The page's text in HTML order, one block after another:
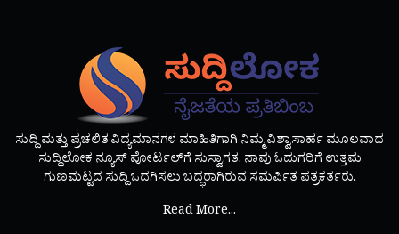
ಸುದ್ದಿ ಮತ್ತು ಪ್ರಚಲಿತ ವಿದ್ಯಮಾನಗಳ ಮಾಹಿತಿಗಾಗಿ ನಿಮ್ಮ ವಿಶ್ವಾಸಾರ್ಹ ಮೂಲವಾದ
ಸುದ್ದಿಲೋಕ ನ್ಯೂಸ್ ಪೋರ್ಟಲ್‌ಗೆ ಸುಸ್ವಾಗತ. ನಾವು ಓದುಗರಿಗೆ ಉತ್ತಮ
ಗುಣಮಟ್ಟದ ಸುದ್ದಿ ಒದಗಿಸಲು ಬದ್ಧರಾಗಿರುವ ಸಮರ್ಪಿತ ಪತ್ರಕರ್ತರು.
Read More...